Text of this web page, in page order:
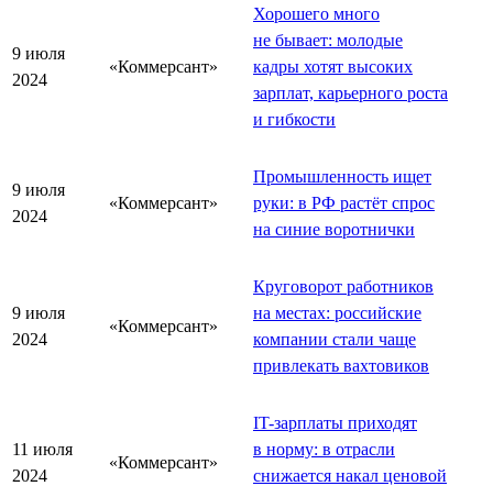
9 июля
2024
«Коммерсант»
Хорошего много
не бывает: молодые
кадры хотят высоких
зарплат, карьерного роста
и гибкости
9 июля
2024
«Коммерсант»
Промышленность ищет
руки: в РФ растёт спрос
на синие воротнички
9 июля
2024
«Коммерсант»
Круговорот работников
на местах: российские
компании стали чаще
привлекать вахтовиков
11 июля
2024
«Коммерсант»
IT-зарплаты приходят
в норму: в отрасли
снижается накал ценовой